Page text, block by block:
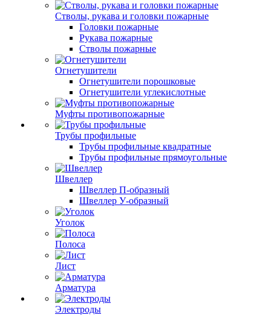
Стволы, рукава и головки пожарные
Головки пожарные
Рукава пожарные
Стволы пожарные
Огнетушители
Огнетушители порошковые
Огнетушители углекислотные
Муфты противопожарные
Трубы профильные
Трубы профильные квадратные
Трубы профильные прямоугольные
Швеллер
Швеллер П-образный
Швеллер У-образный
Уголок
Полоса
Лист
Арматура
Электроды